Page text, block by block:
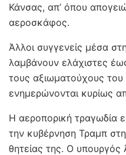
Κάνσας, απ’ όπου
αεροσκάφος.
Άλλοι συγγενείς μέσα
λαμβάνουν ελάχιστες
τους αξιωματούχους του
ενημερώνονται κυρίως
Η αεροπορική τραγωδία
την κυβέρνηση Τραμπ
θητείας της. Ο υπουργός